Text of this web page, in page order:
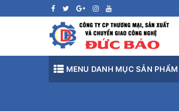
MENU DANH MỤC SẢN PHẨM